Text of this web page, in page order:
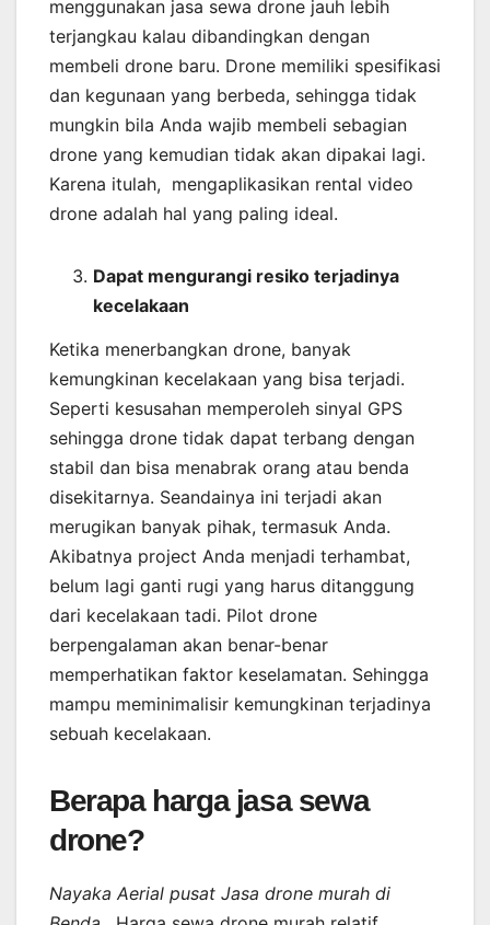
menggunakan jasa sewa drone jauh lebih
terjangkau kalau dibandingkan dengan
membeli drone baru. Drone memiliki spesifikasi
dan kegunaan yang berbeda, sehingga tidak
mungkin bila Anda wajib membeli sebagian
drone yang kemudian tidak akan dipakai lagi.
Karena itulah, mengaplikasikan rental video
drone adalah hal yang paling ideal.
Dapat mengurangi resiko terjadinya
kecelakaan
Ketika menerbangkan drone, banyak
kemungkinan kecelakaan yang bisa terjadi.
Seperti kesusahan memperoleh sinyal GPS
sehingga drone tidak dapat terbang dengan
stabil dan bisa menabrak orang atau benda
disekitarnya. Seandainya ini terjadi akan
merugikan banyak pihak, termasuk Anda.
Akibatnya project Anda menjadi terhambat,
belum lagi ganti rugi yang harus ditanggung
dari kecelakaan tadi. Pilot drone
berpengalaman akan benar-benar
memperhatikan faktor keselamatan. Sehingga
mampu meminimalisir kemungkinan terjadinya
sebuah kecelakaan.
Berapa harga jasa sewa
drone?
Nayaka Aerial pusat Jasa drone murah di